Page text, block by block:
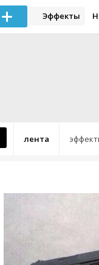
Эффекты
лента